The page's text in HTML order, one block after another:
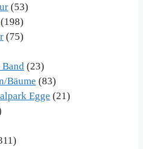
(53)
(198)
(75)
Band (23)
Bäume (83)
Egge (21)